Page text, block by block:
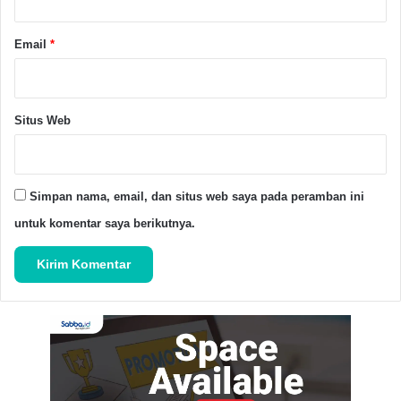
Penyelenggara Pelabuhan Kelas III Labuan, kamipun
menuntut untuk ditegakkannya UU 17 tahun 2008
tentang pelayaran bahwa pelayaran adalah satu
kepelabuhanan, keselamatan dan keamanan, serta
perlindungan lingkungan maritim,” tegas Entis
Sumantri.
Email *
Situs Web
Simpan nama, email, dan situs web saya pada peramban ini
untuk komentar saya berikutnya.